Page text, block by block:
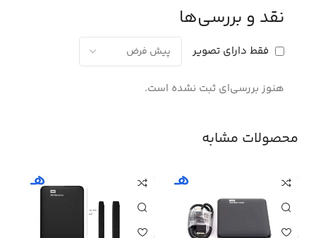
نقد و بررسی‌ها
فقط دارای تصویر
هنوز بررسی‌ای ثبت نشده است.
محصولات مشابه